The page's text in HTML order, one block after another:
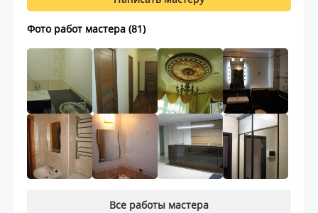
Фото работ мастера (81)
Все работы мастера